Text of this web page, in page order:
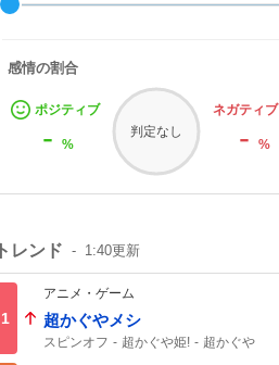
感情の割合
ポジティブ
- %
判定なし
ネガティブ
-%
トレンド 1:40更新
1
アニメ・ゲーム
超かぐやメシ
スピンオフ 超かぐや姫!
超かぐや